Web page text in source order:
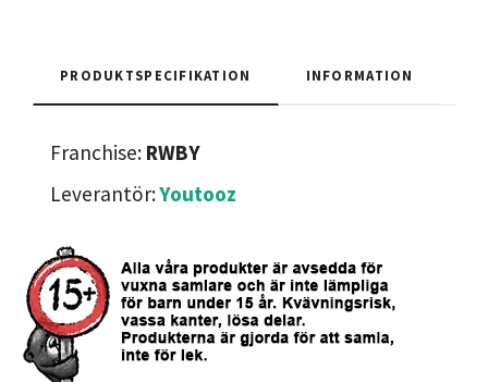
PRODUKTSPECIFIKATION INFORMATION
Franchise: RWBY
Leverantör:Youtooz